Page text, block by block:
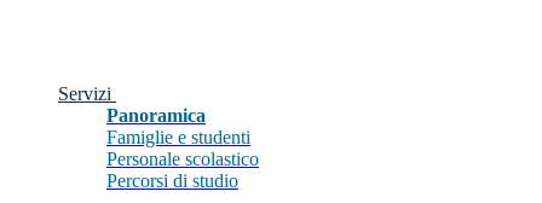
Servizi
Panoramica
Famiglie e studenti
Personale scolastico
Percorsi di studio